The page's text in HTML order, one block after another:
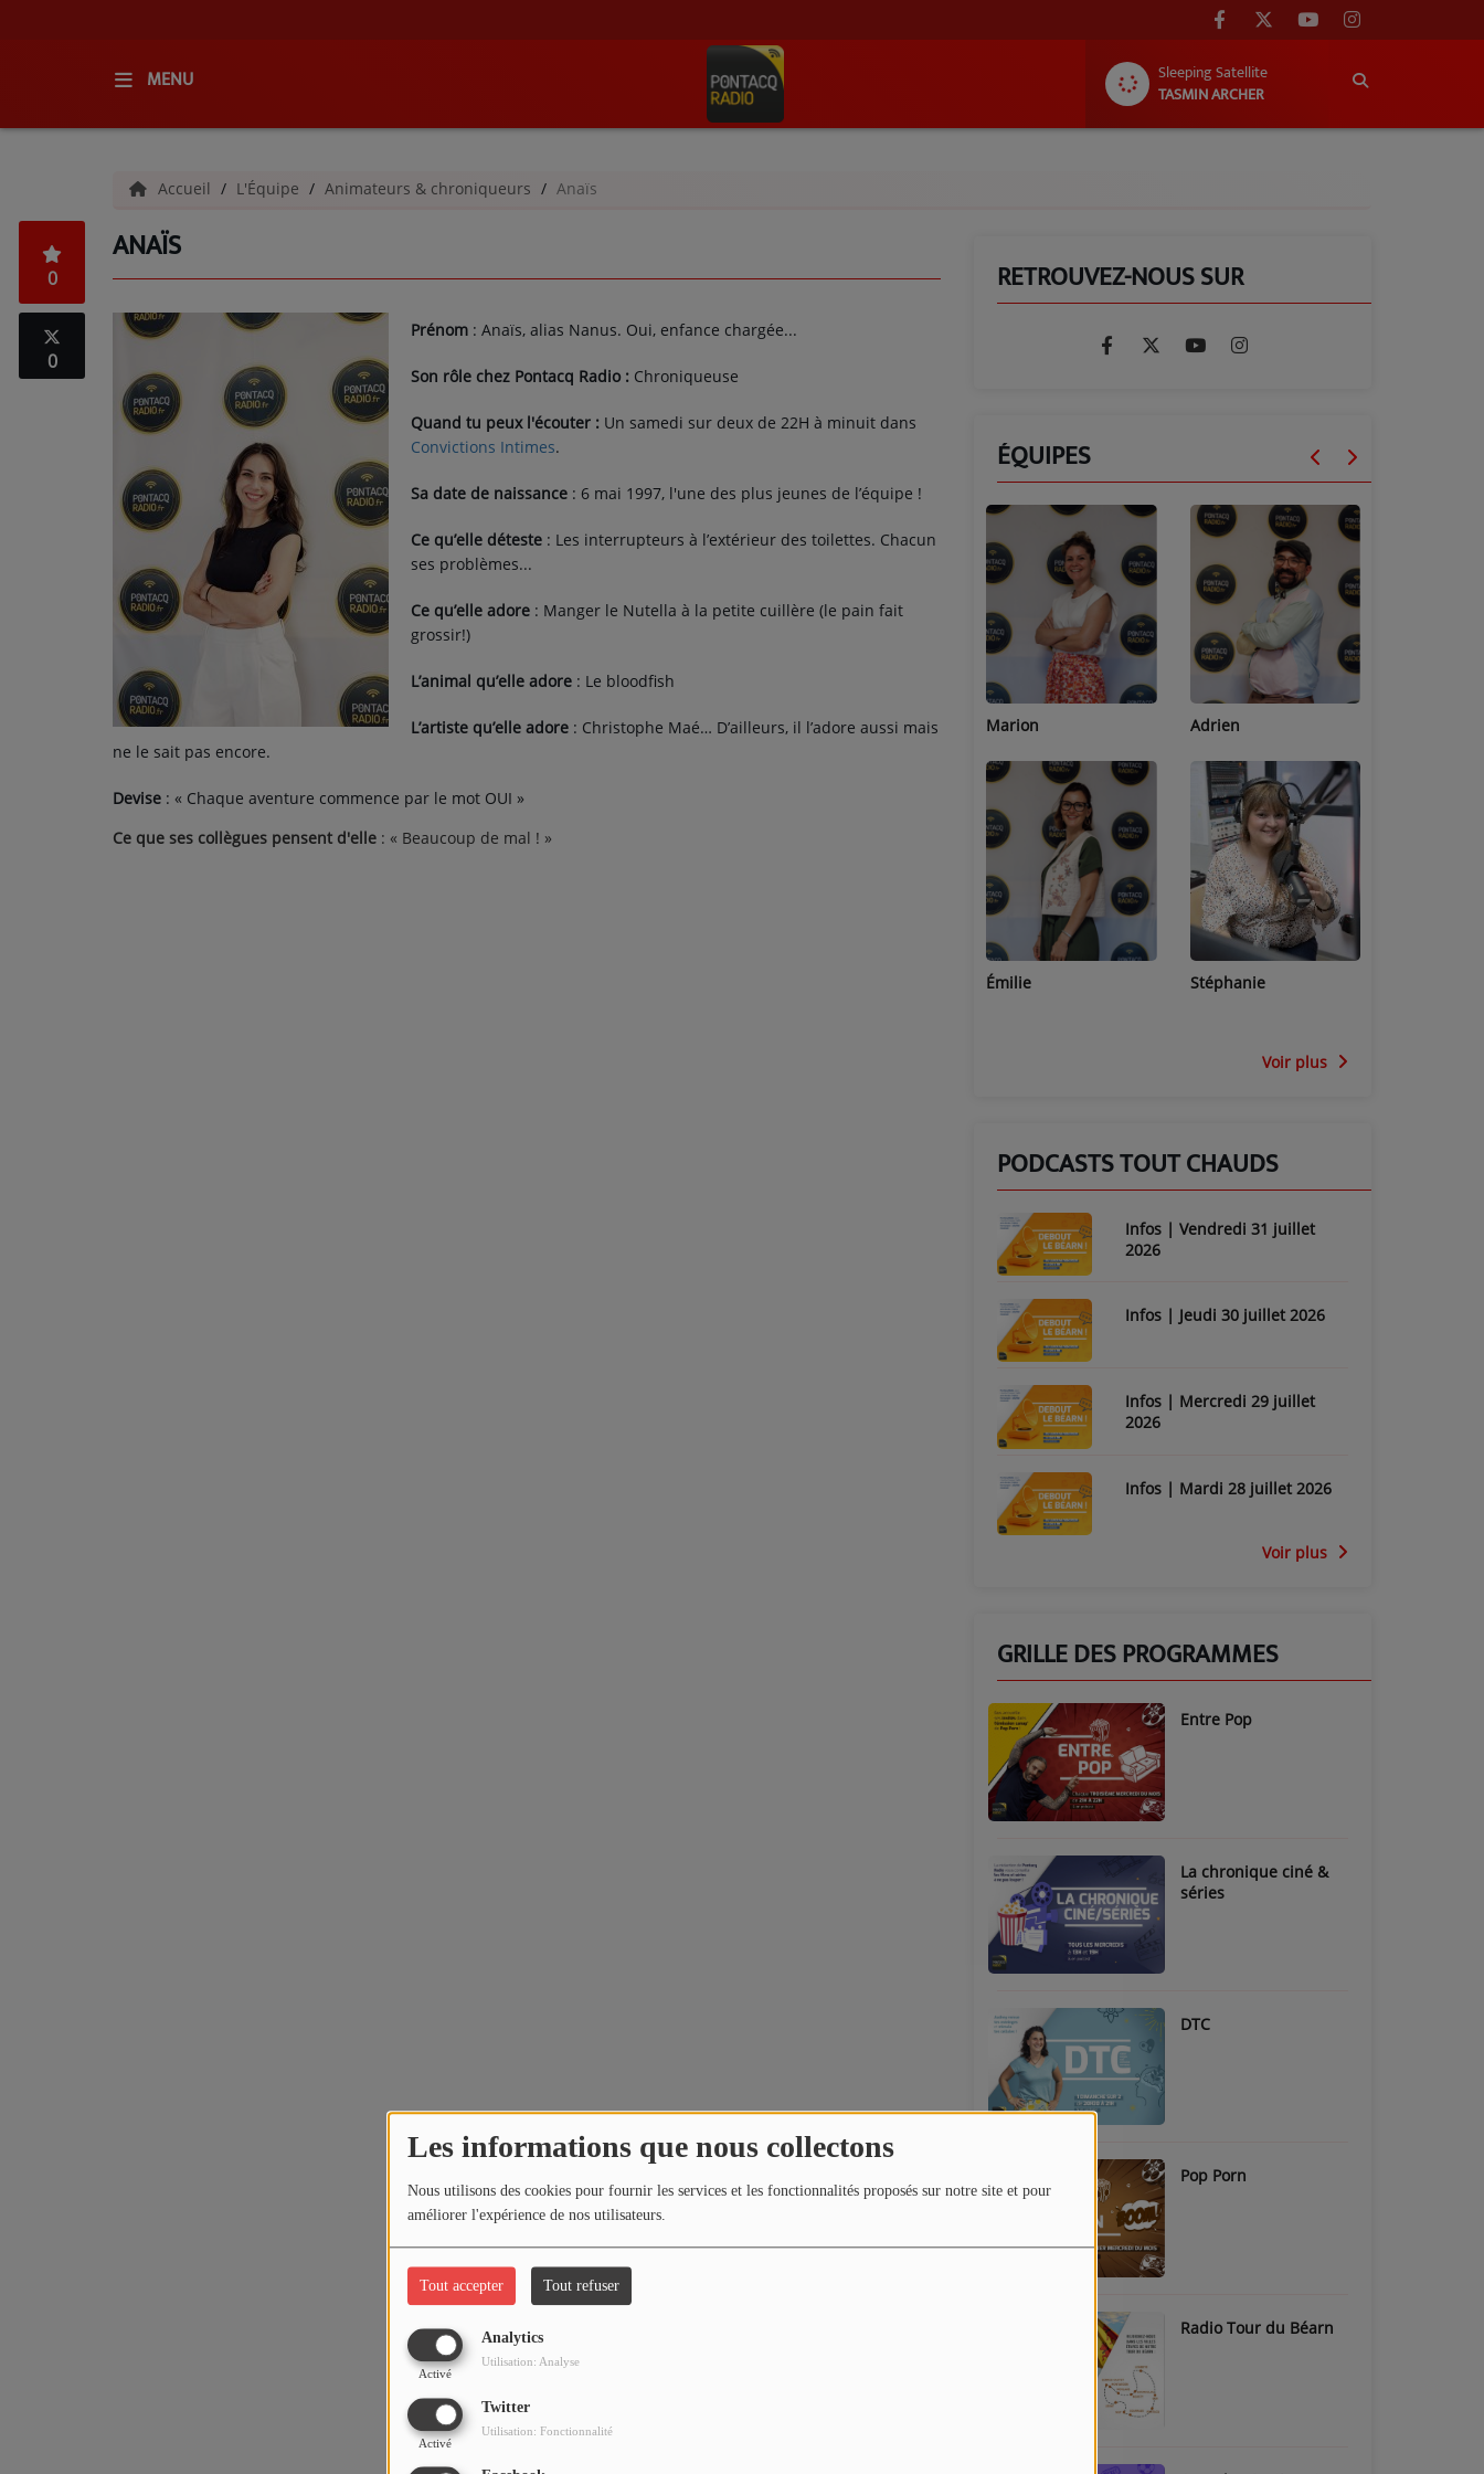
Les informations que nous collectons
Nous utilisons des cookies pour fournir les services et les fonctionnalités proposés sur notre site et pour
améliorer l'expérience de nos utilisateurs.
Tout accepter Tout refuser
Analytics
Activé
Utilisation: Analyse
Twitter
Activé
Utilisation: Fonctionnalité
MENU
Sleeping Satellite
TASMIN ARCHER
QUI SOMMES-NOUS ?
GRILLE DES PROGRAMMES
C'ÉTAIT QUOI CE TITRE ?
PODCASTS - SAISON 2026/2027
NOS PROGRAMMES COURTS
ARCHIVES - SAISONS PASSÉES
VOS ÉMISSIONS EN IMAGES
Accueil L'Équipe Animateurs & chroniqueurs Anaïs
ANAÏS
0
0
Prénom : Anaïs, alias Nanus. Oui, enfance chargée...
Son rôle chez Pontacq Radio : Chroniqueuse
Quand tu peux l'écouter : Un samedi sur deux de 22H à minuit dans
Convictions Intimes.
Sa date de naissance : 6 mai 1997, l'une des plus jeunes de l’équipe !
Ce qu’elle déteste : Les interrupteurs à l’extérieur des toilettes. Chacun
ses problèmes...
Ce qu’elle adore : Manger le Nutella à la petite cuillère (le pain fait
grossir!)
L’animal qu’elle adore : Le bloodfish
L’artiste qu’elle adore : Christophe Maé… D’ailleurs, il l’adore aussi mais
ne le sait pas encore.
Devise : « Chaque aventure commence par le mot OUI »
Ce que ses collègues pensent d'elle : « Beaucoup de mal ! »
RETROUVEZ-NOUS SUR
ÉQUIPES
Marion Adrien
Stéphanie
Lucas
Jean-Michel
Voir plus
PODCASTS TOUT CHAUDS
Infos | Vendredi 31 juillet
2026
Infos | Jeudi 30 juillet 2026
Infos | Mercredi 29 juillet
2026
Infos | Mardi 28 juillet 2026
Voir plus
GRILLE DES PROGRAMMES
Entre Pop
La chronique ciné &
séries
DTC
Pop Porn
Radio Tour du Béarn